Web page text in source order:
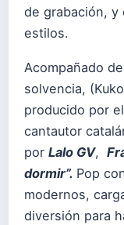
de grabación,
estilos.
Acompañado
solvencia,
producido por
cantautor
por Lalo GV,
dormir”. Pop
modernos,
diversión para